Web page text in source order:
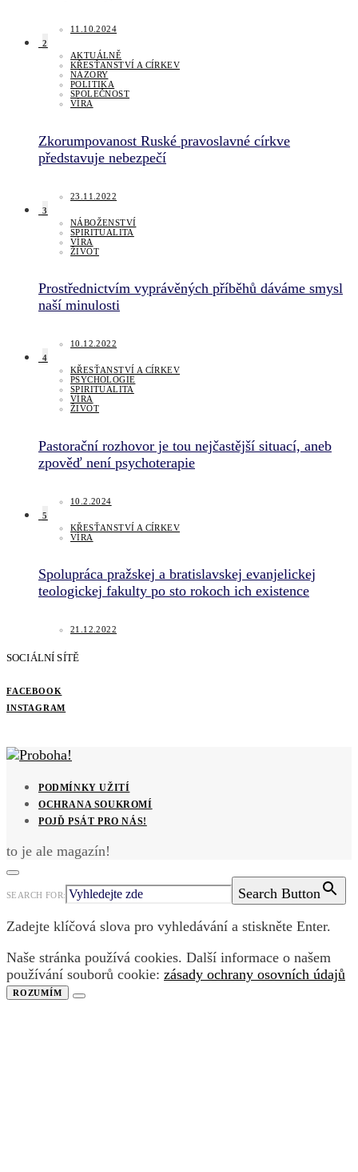
11.10.2024
2
AKTUÁLNĚ
KŘESŤANSTVÍ A CÍRKEV
NÁZORY
POLITIKA
SPOLEČNOST
VÍRA
Zkorumpovanost Ruské pravoslavné církve
představuje nebezpečí
23.11.2022
3
NÁBOŽENSTVÍ
SPIRITUALITA
VÍRA
ŽIVOT
Prostřednictvím vyprávěných příběhů dáváme smysl
naší minulosti
10.12.2022
4
KŘESŤANSTVÍ A CÍRKEV
PSYCHOLOGIE
SPIRITUALITA
VÍRA
ŽIVOT
Pastorační rozhovor je tou nejčastější situací, aneb
zpověď není psychoterapie
10.2.2024
5
KŘESŤANSTVÍ A CÍRKEV
VÍRA
Spolupráca pražskej a bratislavskej evanjelickej
teologickej fakulty po sto rokoch ich existence
21.12.2022
SOCIÁLNÍ SÍTĚ
FACEBOOK
INSTAGRAM
PODMÍNKY UŽITÍ
OCHRANA SOUKROMÍ
POJĎ PSÁT PRO NÁS!
to je ale magazín!
SEARCH FOR: Search Button
Zadejte klíčová slova pro vyhledávání a stiskněte Enter.
Naše stránka používá cookies. Další informace o našem
používání souborů cookie: zásady ochrany osovních údajů
ROZUMÍM